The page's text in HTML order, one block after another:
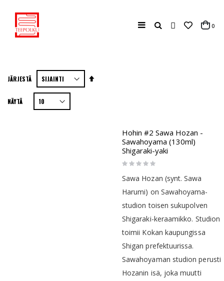
Haku Cart0
JÄRJESTÄ
Aseta
NÄYTÄ
Hohin #2 Sawa Hozan -
Sawahoyama (130ml)
Shigaraki-yaki
Rating:
0%
Sawa Hozan (synt. Sawa
Harumi) on Sawahoyama-
studion toisen sukupolven
Shigaraki-keraamikko. Studion
toimii Kokan kaupungissa
Shigan prefektuurissa.
Sawahoyaman studion perusti
Hozanin isä, joka muutti